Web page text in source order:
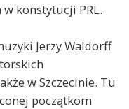
konstytucji PRL.
Jerzy Waldorff
w Szczecinie. Tu
początkom